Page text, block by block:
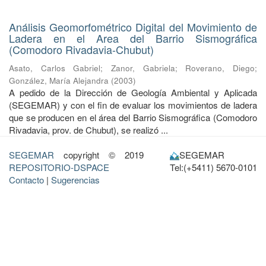
Análisis Geomorfométrico Digital del Movimiento de
Ladera en el Area del Barrio Sismográfica
(Comodoro Rivadavia-Chubut)
Asato, Carlos Gabriel;Zanor, Gabriela; Roverano, Diego;
González, María Alejandra (2003)
A pedido de la Dirección de Geología Ambiental y Aplicada
(SEGEMAR) y con el fin de evaluar los movimientos de ladera
que se producen en el área del Barrio Sismográfica (Comodoro
Rivadavia, prov. de Chubut), se realizó ...
SEGEMAR copyright © 2019
REPOSITORIO-DSPACE
Contacto | Sugerencias
SEGEMAR
Tel:(+5411) 5670-0101